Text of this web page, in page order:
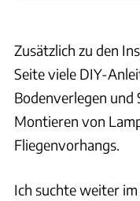
Zusätzlich zu den
Seite viele DIY-
Bodenverlegen und
Montieren von
Fliegenvorhangs.
Ich suchte weiter